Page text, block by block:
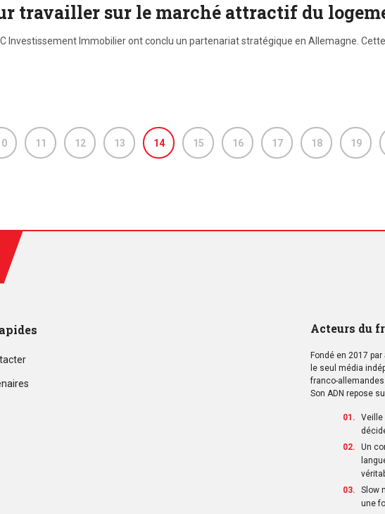
travailler sur le marché attractif du
Investissement Immobilier ont conclu un partenariat stratégique en Allemagne.
11 12 13 14 15 16 17 18 19
Acteurs du
Fondé en 2017
le seul média
franco-allemandes.
Son ADN repose
Veille
Un
Slow
une